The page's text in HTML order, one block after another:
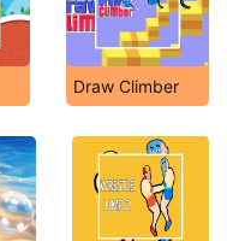
Draw Climber